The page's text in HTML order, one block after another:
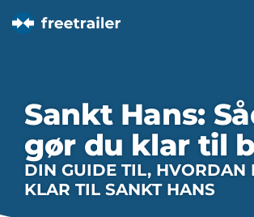
Sankt Hans:
gør du klar til
DIN GUIDE TIL, HVORDAN
KLAR TIL SANKT HANS